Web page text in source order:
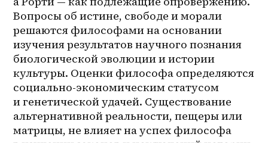
Вопросы об истине, свободе и морали
решаются философами на основании
изучения результатов научного познания
биологической эволюции и истории
культуры. Оценки философа определяются
социально-экономическим статусом
и генетической удачей. Существование
альтернативной реальности, пещеры или
матрицы, не влияет на успех философа